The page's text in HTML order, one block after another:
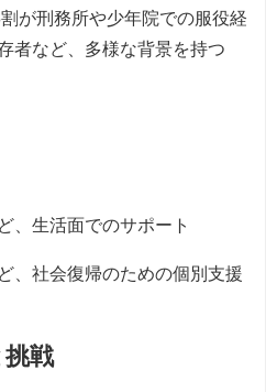
が刑務所や少年院での服役経
者など、多様な背景を持つ
、生活面でのサポート
、社会復帰のための個別支援
挑戦